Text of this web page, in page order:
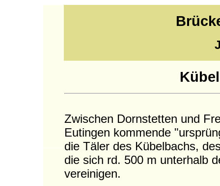
Zwischen Dornstetten und
Eutingen kommende
die Täler des Kübelbachs,
die sich rd. 500 m unterhalb
vereinigen.